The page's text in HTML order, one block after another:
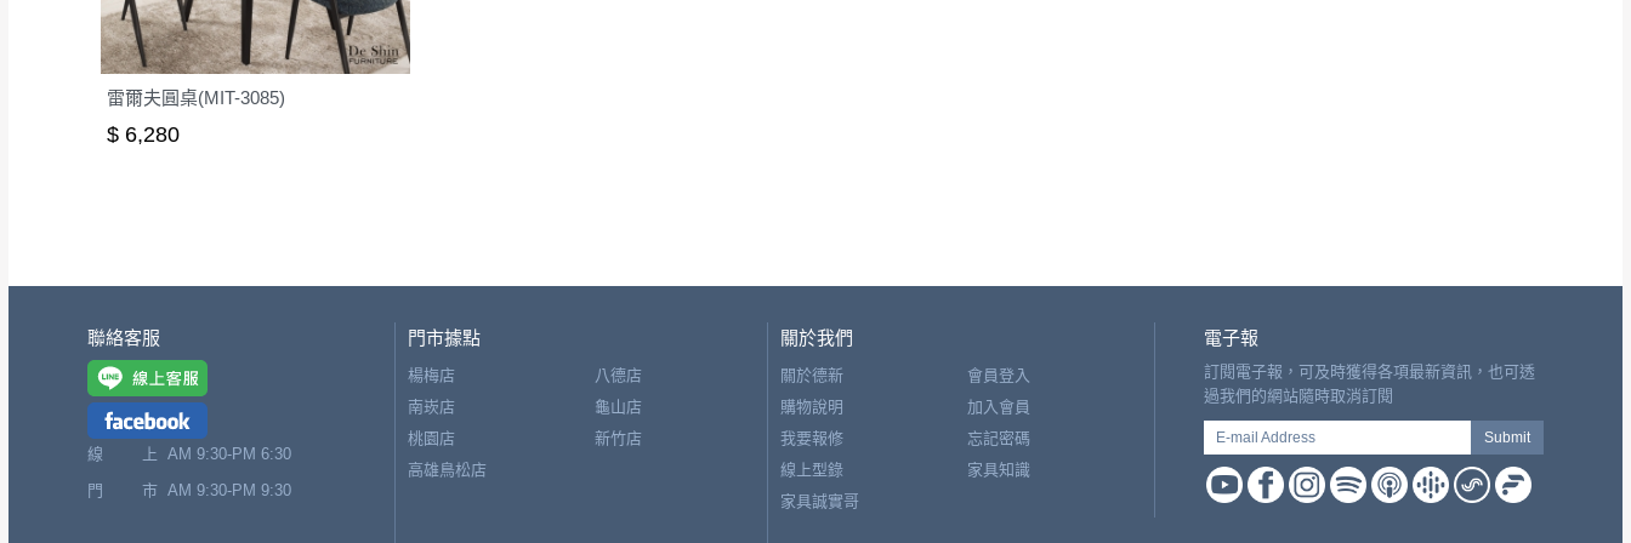
雷爾夫圓桌(MIT-3085)
$ 6,280
聯絡客服
線 上 AM 9:30-PM 6:30
門 市 AM 9:30-PM 9:30
門市據點
楊梅店
八德店
南崁店
龜山店
桃園店
新竹店
高雄鳥松店
關於我們
關於德新
購物說明
我要報修
線上型錄
家具誠實哥
會員登入
加入會員
忘記密碼
家具知識
電子報
訂閱電子報，可及時獲得各項最新資訊，也可透
過我們的網站隨時取消訂閱
E-mail Address Submit